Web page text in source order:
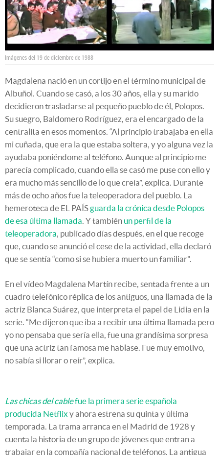
Imágenes del 19 de diciembre de 1988
Magdalena nació en un cortijo en el término municipal de
Albuñol. Cuando se casó, a los 30 años, ella y su marido
decidieron trasladarse al pequeño pueblo de él, Polopos.
Su suegro, Baldomero Rodríguez, era el encargado de la
centralita en esos momentos. “Al principio trabajaba en ella
mi cuñada, que era la que estaba soltera, y yo alguna vez la
ayudaba poniéndome al teléfono. Aunque al principio me
parecía complicado, cuando ella se casó me puse con ello y
era mucho más sencillo de lo que creía”, explica. Durante
más de ocho años fue la teleoperadora del pueblo. La
hemeroteca de EL PAÍS guarda la crónica desde Polopos
de esa última llamada . Y también un perfil de la
teleoperadora , publicado días después, en el que recoge
que, cuando se anunció el cese de la actividad, ella declaró
que se sentía “como si se hubiera muerto un familiar".
En el vídeo Magdalena Martín recibe, sentada frente a un
cuadro telefónico réplica de los antiguos, una llamada de la
actriz Blanca Suárez, que interpreta el papel de Lidia en la
serie. “Me dijeron que iba a recibir una última llamada pero
yo no pensaba que sería ella, fue una grandísima sorpresa
que una actriz tan famosa me hablase. Fue muy emotivo,
no sabía si llorar o reír”, explica.
Las chicas del cablefue la primera serie española
producida Netflix y ahora estrena su quinta y última
temporada. La trama arranca en el Madrid de 1928 y
cuenta la historia de un grupo de jóvenes que entran a
trabajar en la compañía nacional de teléfonos. La antigua